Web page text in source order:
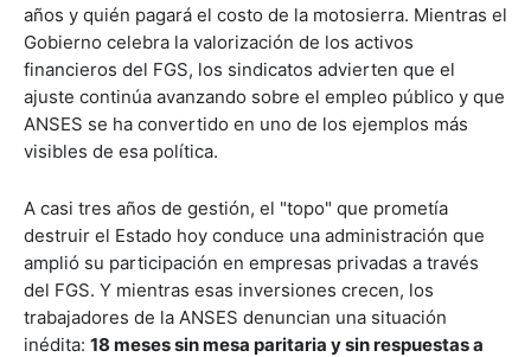
años y quién pagará el costo de la motosierra. Mientras el
Gobierno celebra la valorización de los activos
financieros del FGS, los sindicatos advierten que el
ajuste continúa avanzando sobre el empleo público y que
ANSES se ha convertido en uno de los ejemplos más
visibles de esa política.
A casi tres años de gestión, el "topo" que prometía
destruir el Estado hoy conduce una administración que
amplió su participación en empresas privadas a través
del FGS. Y mientras esas inversiones crecen, los
trabajadores de la ANSES denuncian una situación
inédita: 18 meses sin mesa paritaria y sin respuestas a